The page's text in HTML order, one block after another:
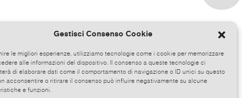
Gestisci Consenso Cookie
le migliori esperienze, utilizziamo tecnologie come i cookie per memorizzare
alle informazioni del dispositivo. Il consenso a queste tecnologie ci
di elaborare dati come il comportamento di navigazione o ID unici su questo
acconsentire o ritirare il consenso può influire negativamente su alcune
e funzioni.